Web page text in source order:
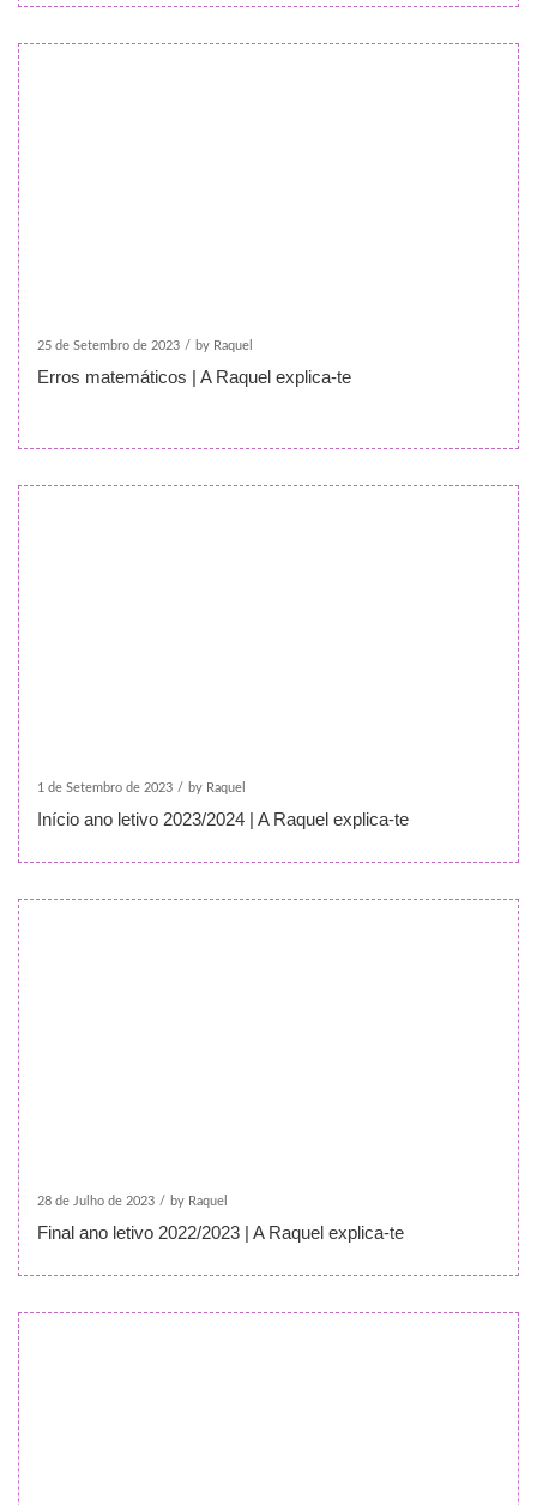
25 de Setembro de 2023 / by Raquel
Erros matemáticos | A Raquel explica-te
1 de Setembro de 2023 / by Raquel
Início ano letivo 2023/2024 | A Raquel explica-te
28 de Julho de 2023 / by Raquel
Final ano letivo 2022/2023 | A Raquel explica-te